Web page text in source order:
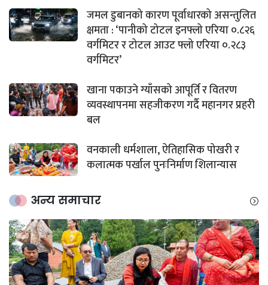
जमल डुबानको कारण पूर्वाधारको असन्तुलित
क्षमता : ‘पानीको टोटल इनफ्लो एरिया ०.८२६
वर्गमिटर र टोटल आउट फ्लो एरिया ०.२८३
वर्गमिटर’
खाना पकाउने ग्याँसको आपूर्ति र वितरण
व्यवस्थापनमा सहजीकरण गर्दै महानगर प्रहरी
बल
वनकाली धर्मशाला, ऐतिहासिक पोखरी र
कलात्मक पर्खाल पुनःनिर्माण शिलान्यास
अन्य समाचार